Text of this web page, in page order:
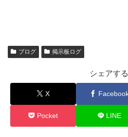
ブログ 掲示板ログ
シェアする
X
Pocket LINE